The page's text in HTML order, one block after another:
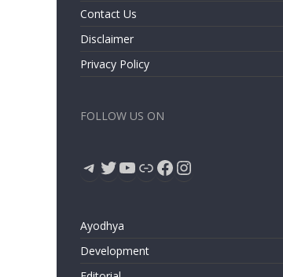
Contact Us
Disclaimer
Privacy Policy
FOLLOW US ON
Telegram
Twitter
YouTube
LinkFacebook
Instagram
Ayodhya
Development